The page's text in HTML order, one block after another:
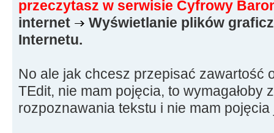
przeczytasz w serwisie Cyfrowy
internet
Wyświetlanie plików
Internetu.
No ale jak chcesz przepisać zawartość
TEdit, nie mam pojęcia, to wymagałoby
rozpoznawania tekstu i nie mam